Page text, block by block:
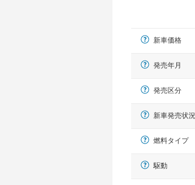
新車価格
発売年月
発売区分
新車発売状況
燃料タイプ
駆動